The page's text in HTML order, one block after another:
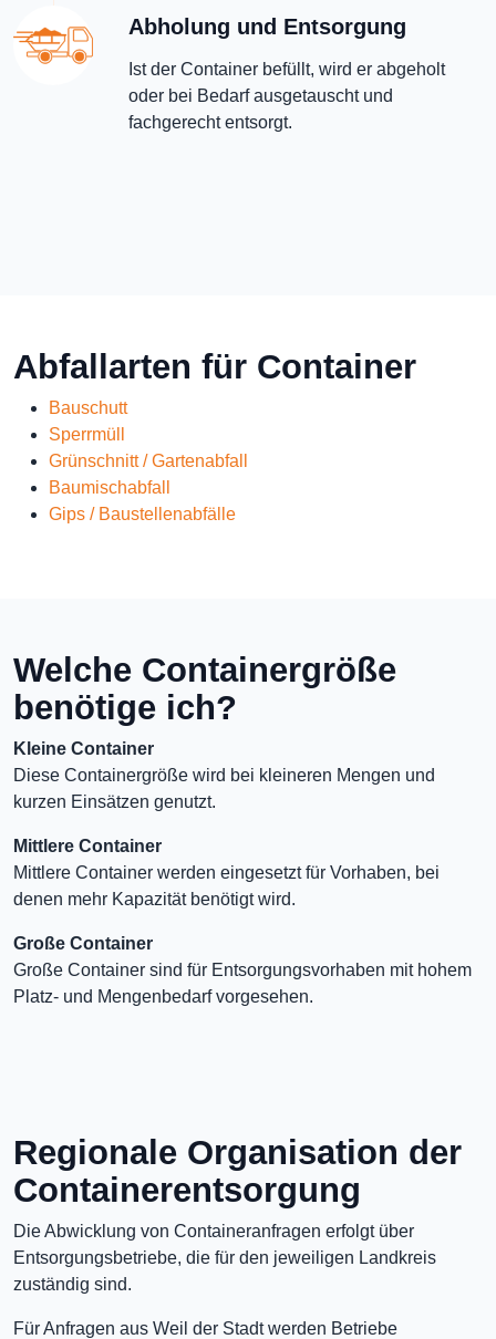
Abholung und Entsorgung
Ist der Container befüllt, wird er abgeholt
oder bei Bedarf ausgetauscht und
fachgerecht entsorgt.
Abfallarten für Container
Bauschutt
Sperrmüll
Grünschnitt / Gartenabfall
Baumischabfall
Gips / Baustellenabfälle
Welche Containergröße
benötige ich?
Kleine Container
Diese Containergröße wird bei kleineren Mengen und
kurzen Einsätzen genutzt.
Mittlere Container
Mittlere Container werden eingesetzt für Vorhaben, bei
denen mehr Kapazität benötigt wird.
Große Container
Große Container sind für Entsorgungsvorhaben mit hohem
Platz- und Mengenbedarf vorgesehen.
Regionale Organisation der
Containerentsorgung
Die Abwicklung von Containeranfragen erfolgt über
Entsorgungsbetriebe, die für den jeweiligen Landkreis
zuständig sind.
Für Anfragen aus Weil der Stadt werden Betriebe